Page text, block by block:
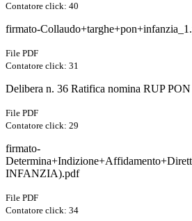
Contatore click: 40
firmato-
File PDF
Contatore click: 31
Delibera n. 36 Ratifica nomina RUP
File PDF
Contatore click: 29
firmato-
INFANZIA).pdf
File PDF
Contatore click: 34